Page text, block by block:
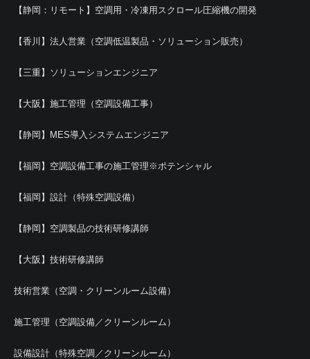
【静岡：リモート】空調用・冷凍用スクロール圧縮機の開発
【香川】法人営業（空調低温製品・ソリューション販売）
【三重】ソリューションエンジニア
【大阪】施工管理（空調設備工事）
【静岡】MES導入システムエンジニア
【福岡】空調設備工事の施工管理※ポテンシャル
【福岡】設計（特殊空調設備）
【静岡】空調製品の技術研修講師
【大阪】技術研修講師
技術営業（空調・クリーンルーム設備）
施工管理（空調設備／クリーンルーム）
設備設計（特殊空調／クリーンルーム）